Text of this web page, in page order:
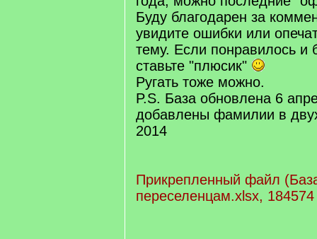
Буду благодарен за
увидите ошибки или
тему. Если понравилось и
ставьте "плюсик"
Ругать тоже можно.
P.S. База обновлена 6
добавлены фамилии в
2014
Прикрепленный файл
переселенцам.xlsx, 184574